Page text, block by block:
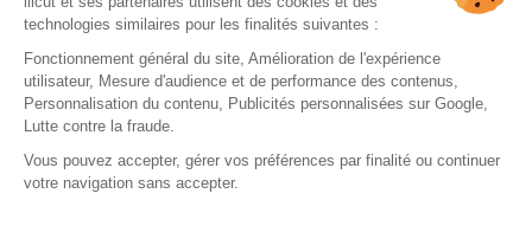
technologies similaires pour les finalités suivantes :
Fonctionnement général du site, Amélioration de l'expérience
utilisateur, Mesure d'audience et de performance des contenus,
Personnalisation du contenu, Publicités personnalisées sur Google,
Lutte contre la fraude.
Vous pouvez accepter, gérer vos préférences par finalité ou continuer
votre navigation sans accepter.